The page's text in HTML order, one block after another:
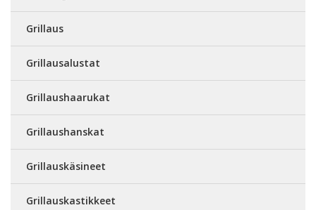
Grillaus
Grillausalustat
Grillaushaarukat
Grillaushanskat
Grillauskäsineet
Grillauskastikkeet